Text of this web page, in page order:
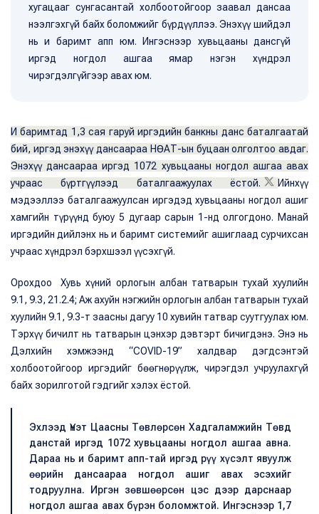
хугацааг сунгасантай холбоотойгоор заавал дансаа
нээлгэхгүй байх боломжийг бүрдүүллээ. Энэхүү шийдэл
нь и баримт апп юм. Ингэснээр хувьцааны дансгүй
иргэд ногдол ашгаа ямар нэгэн хүндрэл
чирэгдэлгүйгээр авах юм.
И баримтад 1,3 сая гаруй иргэдийн банкны данс баталгаатай
бий, иргэд энэхүү дансаараа НӨАТ-ын буцаан олголтоо авдаг.
Энэхүү дансаараа иргэд 1072 хувьцааны ногдол ашгаа авах
учраас бүртгүүлээд баталгаажуулах ёстой.
Ийнхүү
мэдээллээ баталгаажуулсан иргэдэд хувьцааны ногдол ашиг
хамгийн түрүүнд буюу 5 дугаар сарын 1-нд олгогдоно. Манай
иргэдийн дийлэнх нь и баримт системийг ашиглаад сурчихсан
учраас хүндрэл бэрхшээл үүсэхгүй.
Орохдоо Хувь хүний орлогын албан татварын тухай хуулийн
9.1, 9.3, 21.2.4; Аж ахуйн нэгжийн орлогын албан татварын тухай
хуулийн 9.1, 9.3-т заасны дагуу 10 хувийн татвар суутгуулах юм.
Тэрхүү бичилт нь татварын цэнхэр дэвтэрт бичигдэнэ. Энэ нь
Дэлхийн хэмжээнд “COVID-19” халдвар дэгдсэнтэй
холбоотойгоор иргэдийг бөөгнөрүүлж, чирэгдэл учруулахгүй
байх зорилготой гэдгийг хэлэх ёстой.
Эхлээд Үнэт Цаасны Төвлөрсөн Хадгаламжийн Төвд
данстай иргэд 1072 хувьцааны ногдол ашгаа авна.
Дараа нь и баримт апп-тай иргэд рүү хүсэлт явуулж
өөрийн дансаараа ногдол ашиг авах эсэхийг
тодруулна. Иргэн зөвшөөрсөн цэс дээр дарснаар
ногдол ашгаа авах бүрэн боломжтой. Ингэснээр 1,7